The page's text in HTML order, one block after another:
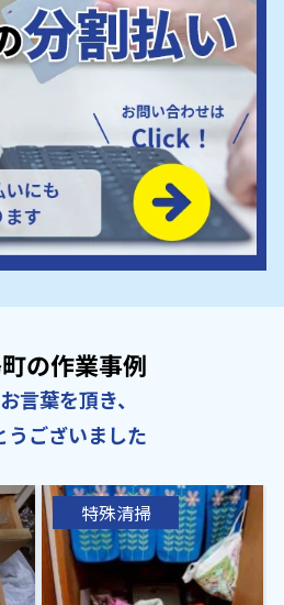
の作業事例
言葉を頂き、
うございました
特殊清掃